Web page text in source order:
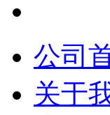
公司
关于